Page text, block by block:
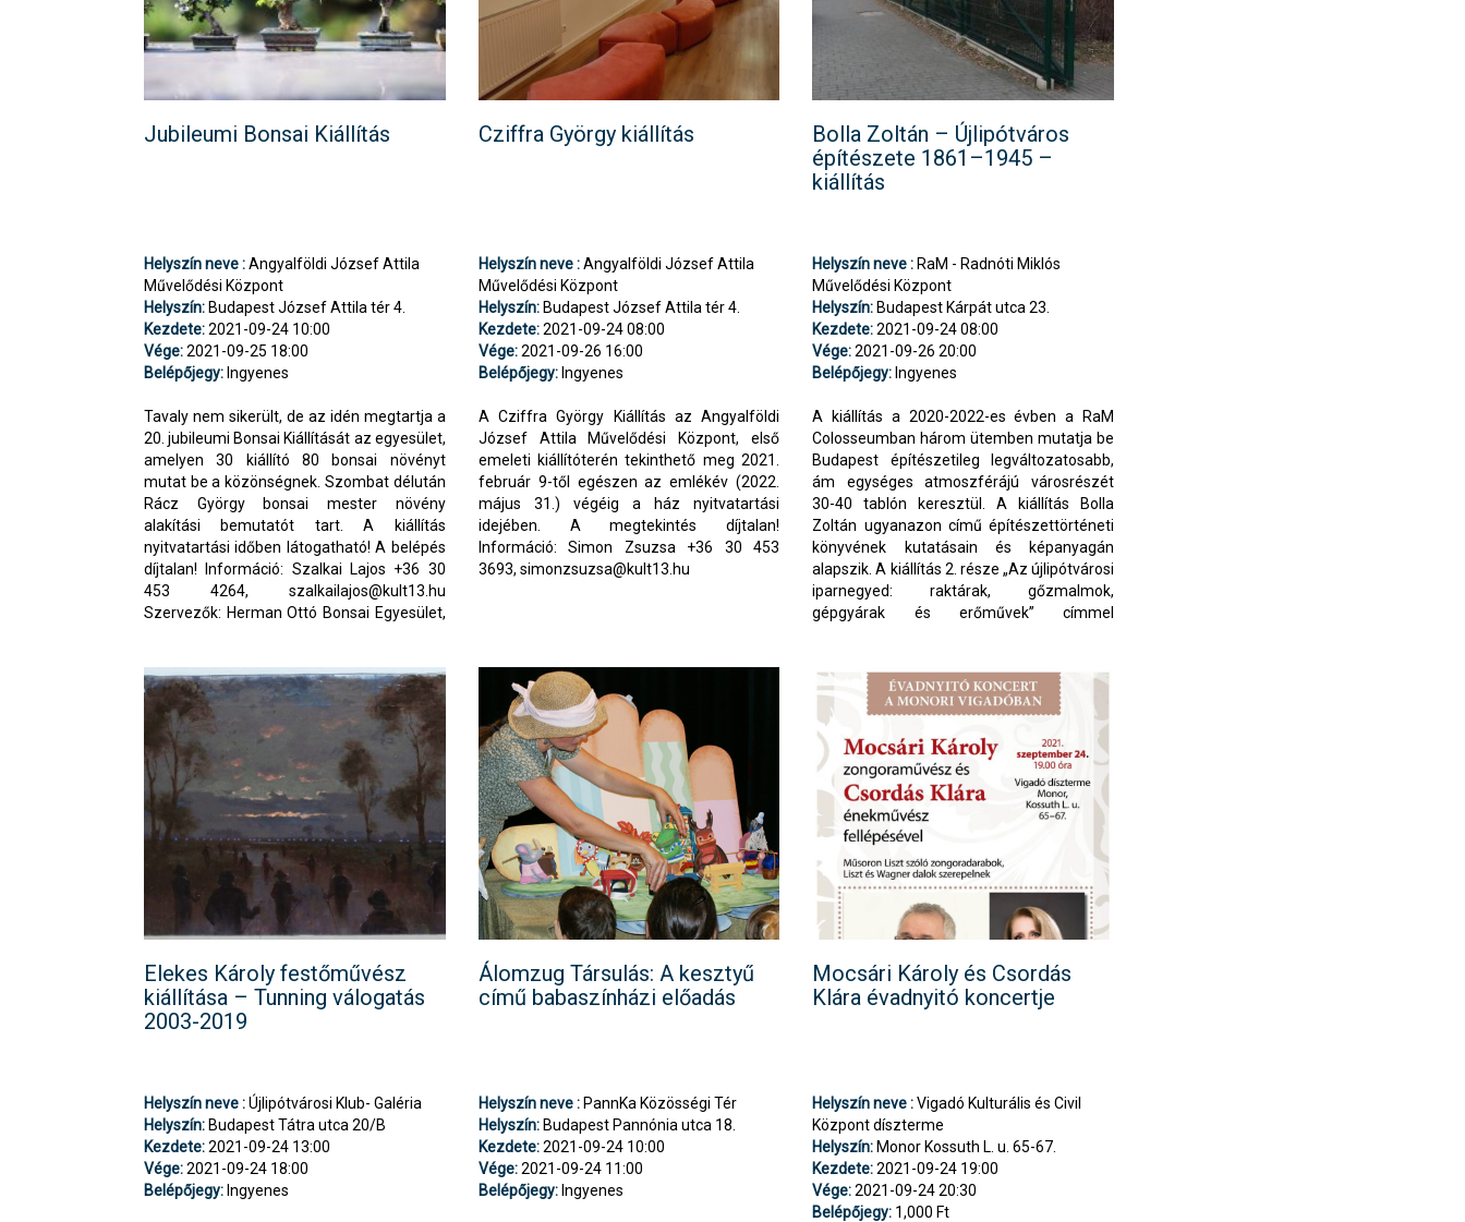
Jubileumi Bonsai Kiállítás
Helyszín neve :Angyalföldi József Attila
Művelődési Központ
Helyszín: Budapest József Attila tér 4.
Kezdete:2021-09-24 10:00
Vége:2021-09-25 18:00
Belépőjegy: Ingyenes
Tavaly nem sikerült, de az idén megtartja a
20. jubileumi Bonsai Kiállítását az egyesület,
amelyen 30 kiállító 80 bonsai növényt
mutat be a közönségnek. Szombat délután
Rácz György bonsai mester növény
alakítási bemutatót tart. A kiállítás
nyitvatartási időben látogatható! A belépés
díjtalan! Információ: Szalkai Lajos +36 30
453 4264, szalkailajos@kult13.hu
Szervezők: Herman Ottó Bonsai Egyesület,
Cziffra György kiállítás
Helyszín neve :Angyalföldi József Attila
Művelődési Központ
Helyszín:Budapest József Attila tér 4.
Kezdete:2021-09-24 08:00
Vége:2021-09-26 16:00
Belépőjegy:Ingyenes
A Cziffra György Kiállítás az Angyalföldi
József Attila Művelődési Központ, első
emeleti kiállítóterén tekinthető meg 2021.
február 9-től egészen az emlékév (2022.
május 31.) végéig a ház nyitvatartási
idejében. A megtekintés díjtalan!
Információ: Simon Zsuzsa +36 30 453
3693, simonzsuzsa@kult13.hu
Bolla Zoltán – Újlipótváros
építészete 1861–1945 –
kiállítás
Helyszín neve : RaM - Radnóti Miklós
Művelődési Központ
Helyszín: Budapest Kárpát utca 23.
Kezdete:2021-09-24 08:00
Vége:2021-09-26 20:00
Belépőjegy: Ingyenes
A kiállítás a 2020-2022-es évben a RaM
Colosseumban három ütemben mutatja be
Budapest építészetileg legváltozatosabb,
ám egységes atmoszférájú városrészét
30-40 tablón keresztül. A kiállítás Bolla
Zoltán ugyanazon című építészettörténeti
könyvének kutatásain és képanyagán
alapszik. A kiállítás 2. része „Az újlipótvárosi
iparnegyed: raktárak, gőzmalmok,
gépgyárak és erőművek” címmel
Kárpát utcai oldalán.
Elekes Károly festőművész
kiállítása – Tunning válogatás
2003-2019
Helyszín neve :Újlipótvárosi Klub- Galéria
Helyszín: Budapest Tátra utca 20/B
Kezdete:2021-09-24 13:00
Vége:2021-09-24 18:00
Belépőjegy: Ingyenes
Álomzug Társulás: A kesztyű
című babaszínházi előadás
Helyszín neve :PannKa Közösségi Tér
Helyszín:Budapest Pannónia utca 18.
Kezdete:2021-09-24 10:00
Vége:2021-09-24 11:00
Belépőjegy:Ingyenes
Mocsári Károly és Csordás
Klára évadnyitó koncertje
Helyszín neve :Vigadó Kulturális és Civil
Központ díszterme
Helyszín: Monor Kossuth L. u. 65-67.
Kezdete:2021-09-24 19:00
Vége:2021-09-24 20:30
Belépőjegy: 1,000 Ft